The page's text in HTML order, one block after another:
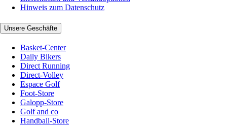
Hinweis zum Datenschutz
Unsere Geschäfte
Basket-Center
Daily Bikers
Direct Running
Direct-Volley
Espace Golf
Foot-Store
Galopp-Store
Golf and co
Handball-Store